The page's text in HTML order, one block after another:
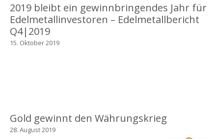
2019 bleibt ein gewinnbringendes Jahr für
Edelmetallinvestoren – Edelmetallbericht
Q4|2019
15. Oktober 2019
Gold gewinnt den Währungskrieg
28. August 2019
ProvenExpert.com
4,67 / 5,00